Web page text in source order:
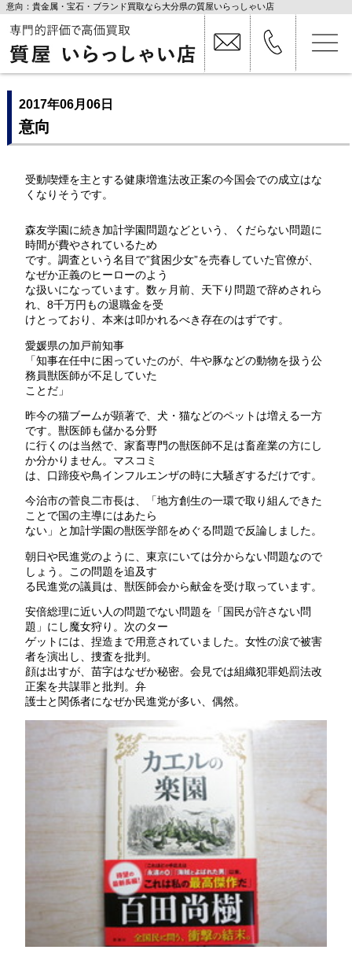
意向：貴金属・宝石・ブランド買取なら大分県の質屋いらっしゃい店
2017年06月06日
意向
受動喫煙を主とする健康増進法改正案の今国会での成立はな
くなりそうです。
森友学園に続き加計学園問題などという、くだらない問題に
時間が費やされているため
です。調査という名目で”貧困少女”を売春していた官僚が、
なぜか正義のヒーローのよう
な扱いになっています。数ヶ月前、天下り問題で辞めされら
れ、8千万円もの退職金を受
けとっており、本来は叩かれるべき存在のはずです。
愛媛県の加戸前知事
「知事在任中に困っていたのが、牛や豚などの動物を扱う公
務員獣医師が不足していた
ことだ」
昨今の猫ブームが顕著で、犬・猫などのペットは増える一方
です。獣医師も儲かる分野
に行くのは当然で、家畜専門の獣医師不足は畜産業の方にし
か分かりません。マスコミ
は、口蹄疫や鳥インフルエンザの時に大騒ぎするだけです。
今治市の菅良二市長は、「地方創生の一環で取り組んできた
ことで国の主導にはあたら
ない」と加計学園の獣医学部をめぐる問題で反論しました。
朝日や民進党のように、東京にいては分からない問題なので
しょう。この問題を追及す
る民進党の議員は、獣医師会から献金を受け取っています。
安倍総理に近い人の問題でない問題を「国民が許さない問
題」にし魔女狩り。次のター
ゲットには、捏造まで用意されていました。女性の涙で被害
者を演出し、捜査を批判。
顔は出すが、苗字はなぜか秘密。会見では組織犯罪処罰法改
正案を共謀罪と批判。弁
護士と関係者になぜか民進党が多い、偶然。